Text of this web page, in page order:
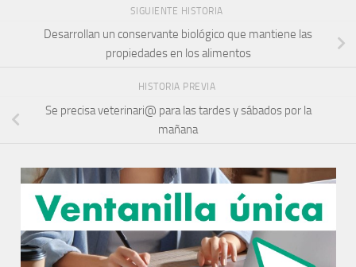
SIGUIENTE HISTORIA
Desarrollan un conservante biológico que mantiene las
propiedades en los alimentos
HISTORIA PREVIA
Se precisa veterinari@ para las tardes y sábados por la
mañana